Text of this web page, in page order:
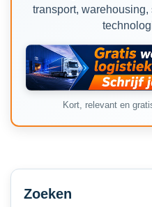
transport,
Kort, relevant en
Secondary
Sidebar
Zoeken